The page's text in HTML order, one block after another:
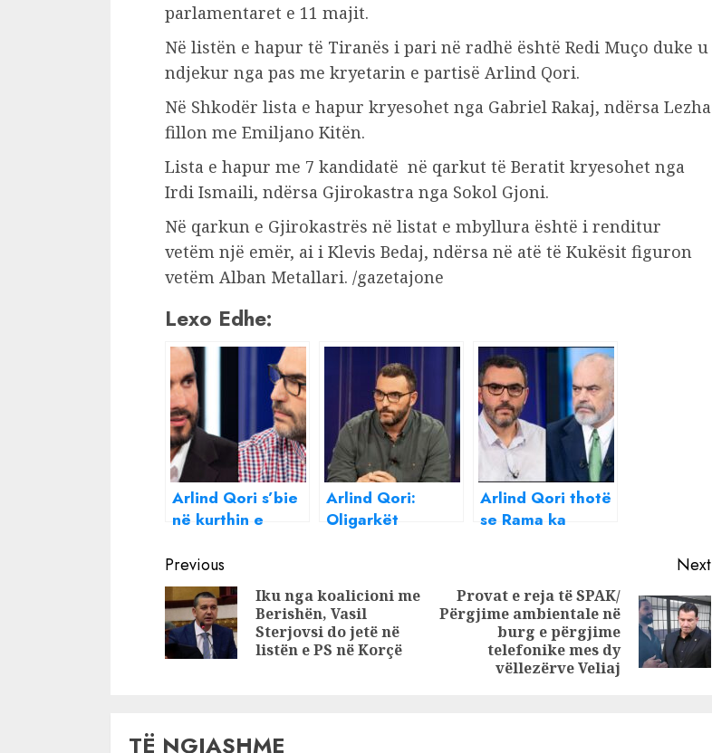
parlamentaret e 11 majit.
Në listën e hapur të Tiranës i pari në radhë është Redi Muço duke u
ndjekur nga pas me kryetarin e partisë Arlind Qori.
Në Shkodër lista e hapur kryesohet nga Gabriel Rakaj, ndërsa Lezha
fillon me Emiljano Kitën.
Lista e hapur me 7 kandidatë në qarkut të Beratit kryesohet nga
Irdi Ismaili, ndërsa Gjirokastra nga Sokol Gjoni.
Në qarkun e Gjirokastrës në listat e mbyllura është i renditur
vetëm një emër, ai i Klevis Bedaj, ndërsa në atë të Kukësit figuron
vetëm Alban Metallari. /gazetajone
Lexo Edhe:
Arlind Qori s’bie
në kurthin e
bashkohem me
gjobëvënës
Arlind Qori:
Oligarkët
Arlind Qori thotë
se Rama ka
dobët
Continue
Reading
Previous
Previous
Iku nga koalicioni me
Berishën, Vasil
Sterjovsi do jetë në
listën e PS në Korçë
Next
Next
Provat e reja të SPAK/
Përgjime ambientale në
burg e përgjime
telefonike mes dy
vëllezërve Veliaj
TË NGJASHME